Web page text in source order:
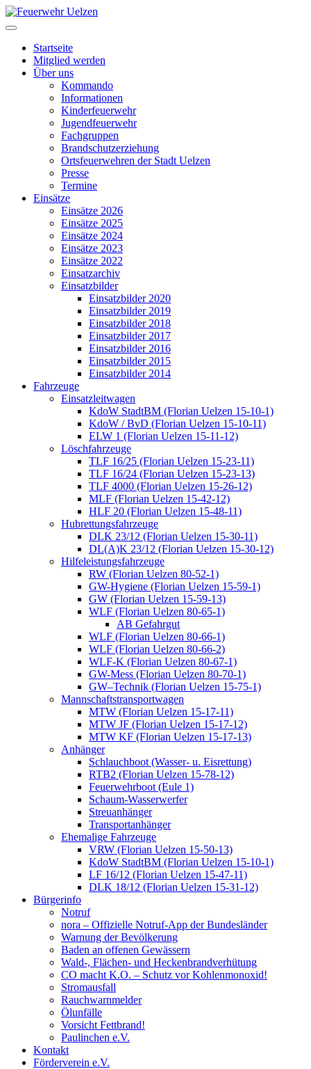
Startseite
Mitglied werden
Über uns
Kommando
Informationen
Kinderfeuerwehr
Jugendfeuerwehr
Fachgruppen
Brandschutzerziehung
Ortsfeuerwehren der Stadt Uelzen
Presse
Termine
Einsätze
Einsätze 2026
Einsätze 2025
Einsätze 2024
Einsätze 2023
Einsätze 2022
Einsatzarchiv
Einsatzbilder
Einsatzbilder 2020
Einsatzbilder 2019
Einsatzbilder 2018
Einsatzbilder 2017
Einsatzbilder 2016
Einsatzbilder 2015
Einsatzbilder 2014
Fahrzeuge
Einsatzleitwagen
KdoW StadtBM (Florian Uelzen 15-10-1)
KdoW / BvD (Florian Uelzen 15-10-11)
ELW 1 (Florian Uelzen 15-11-12)
Löschfahrzeuge
TLF 16/25 (Florian Uelzen 15-23-11)
TLF 16/24 (Florian Uelzen 15-23-13)
TLF 4000 (Florian Uelzen 15-26-12)
MLF (Florian Uelzen 15-42-12)
HLF 20 (Florian Uelzen 15-48-11)
Hubrettungsfahrzeuge
DLK 23/12 (Florian Uelzen 15-30-11)
DL(A)K 23/12 (Florian Uelzen 15-30-12)
Hilfeleistungsfahrzeuge
RW (Florian Uelzen 80-52-1)
GW-Hygiene (Florian Uelzen 15-59-1)
GW (Florian Uelzen 15-59-13)
WLF (Florian Uelzen 80-65-1)
AB Gefahrgut
WLF (Florian Uelzen 80-66-1)
WLF (Florian Uelzen 80-66-2)
WLF-K (Florian Uelzen 80-67-1)
GW-Mess (Florian Uelzen 80-70-1)
GW–Technik (Florian Uelzen 15-75-1)
Mannschaftstransportwagen
MTW (Florian Uelzen 15-17-11)
MTW JF (Florian Uelzen 15-17-12)
MTW KF (Florian Uelzen 15-17-13)
Anhänger
Schlauchboot (Wasser- u. Eisrettung)
RTB2 (Florian Uelzen 15-78-12)
Feuerwehrboot (Eule 1)
Schaum-Wasserwerfer
Streuanhänger
Transportanhänger
Ehemalige Fahrzeuge
VRW (Florian Uelzen 15-50-13)
KdoW StadtBM (Florian Uelzen 15-10-1)
LF 16/12 (Florian Uelzen 15-47-11)
DLK 18/12 (Florian Uelzen 15-31-12)
Bürgerinfo
Notruf
nora – Offizielle Notruf-App der Bundesländer
Warnung der Bevölkerung
Baden an offenen Gewässern
Wald-, Flächen- und Heckenbrandverhütung
CO macht K.O. – Schutz vor Kohlenmonoxid!
Stromausfall
Rauchwarnmelder
Ölunfälle
Vorsicht Fettbrand!
Paulinchen e.V.
Kontakt
Förderverein e.V.